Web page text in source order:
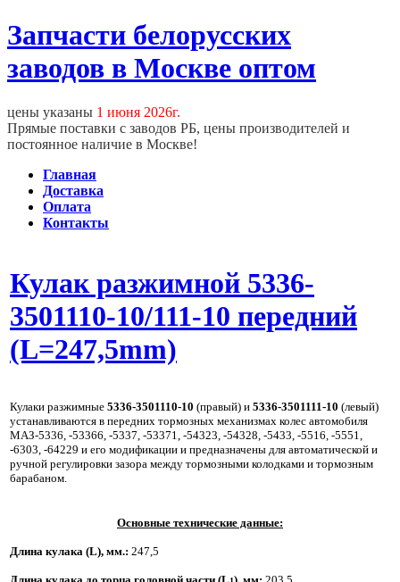
Запчасти белорусских
заводов в Москве оптом
цены указаны 1 июня 2026г.
Прямые поставки с заводов РБ, цены производителей и
постоянное наличие в Москве!
Главная
Доставка
Оплата
Контакты
Кулак разжимной 5336-
3501110-10/111-10 передний
(L=247,5mm)
Кулаки разжимные 5336-3501110-10 (правый) и 5336-3501111-10 (левый)
устанавливаются в передних тормозных механизмах колес автомобиля
МАЗ-5336, -53366, -5337, -53371, -54323, -54328, -5433, -5516, -5551,
-6303, -64229 и его модификации и предназначены для автоматической и
ручной регулировки зазора между тормозными колодками и тормозным
барабаном.
Основные технические данные:
Длина кулака (L), мм.: 247,5